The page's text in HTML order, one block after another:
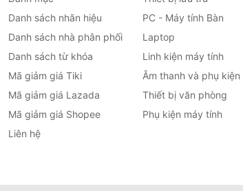
Danh sách nhãn hiệu
Danh sách nhà phân phối
Danh sách từ khóa
Mã giảm giá Tiki
Mã giảm giá Lazada
Mã giảm giá Shopee
Liên hệ
PC - Máy tính Bàn
Laptop
Linh kiện máy tính
Âm thanh và phụ kiện
Thiết bị văn phòng
Phụ kiện máy tính